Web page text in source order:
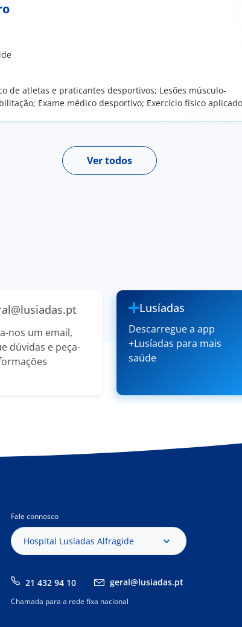
de atletas e praticantes desportivos; Lesões músculo-
Exame médico desportivo; Exercício físico
Ver todos
nos um email,
dúvidas e peça-
Lusíadas
Descarregue a app
+Lusíadas para mais
saúde
Fale connosco
Hospital Lusíadas Alfragide
21 432 94 10 geral@lusiadas.pt
Chamada para a rede fixa nacional